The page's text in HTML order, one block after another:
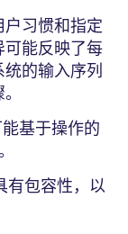
习惯和指定
可能反映了每
的输入序列
基于操作的
有包容性，以